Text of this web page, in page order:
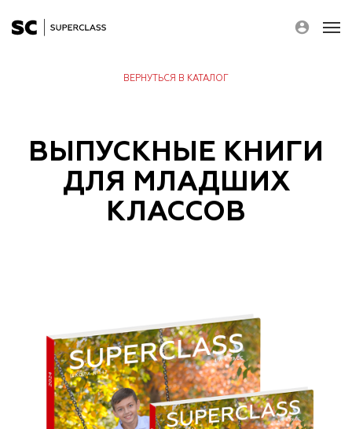
КАТАЛОГ
НОВОСТИ
КОНТАКТЫ
ПОЛЬЗОВАТЕЛЬСКОЕ СОГЛАШЕНИЕ
ВЕРНУТЬСЯ В КАТАЛОГ
ВЫПУСКНЫЕ КНИГИ
ДЛЯ МЛАДШИХ
КЛАССОВ